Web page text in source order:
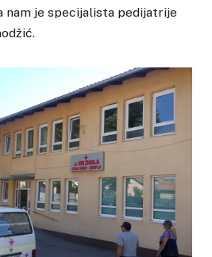
nam je specijalista pedijatrije